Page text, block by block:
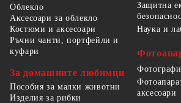
Облекло
Аксесоари за облекло
Костюми и аксесоари
Ръчни чанти, портфейли и
куфари
За домашните любимци
Пособия за малки животни
Изделия за рибки
Защитна
Наука и
аксесоари